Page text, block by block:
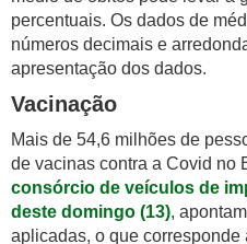
percentuais. Os dados de
números decimais e
apresentação dos dados.
Vacinação
Mais de 54,6 milhões de
de vacinas contra a Covid no
consórcio de veículos de
deste domingo (13),
aplicadas, o que corresponde